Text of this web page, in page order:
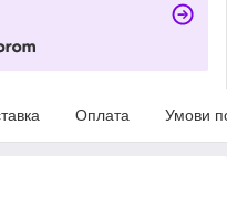
Оплата Умови